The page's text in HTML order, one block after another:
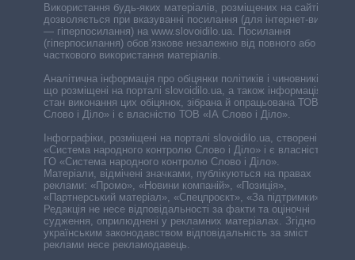
Використання будь-яких матеріалів, розміщених на сайті,
дозволяється при вказуванні посилання (для інтернет-видань
— гіперпосилання) на www.slovoidilo.ua. Посилання
(гіперпосилання) обов’язкове незалежно від повного або
часткового використання матеріалів.
Аналітична інформація про обіцянки політиків і чиновників,
що розміщені на порталі slovoidilo.ua, а також інформація про
стан виконання цих обіцянок, зібрана й опрацьована ТОВ «ІА
Слово і Діло» і є власністю ТОВ «ІА Слово і Діло».
Інфографіки, розміщені на порталі slovoidilo.ua, створені ГО
«Система народного контролю Слово і Діло» і є власністю
ГО «Система народного контролю Слово і Діло».
Матеріали, відмічені значками, публікуються на правах
реклами: «Промо», «Новини компаній», «Позиція»,
«Партнерський матеріал», «Спецпроєкт», «За підтримки».
Редакція не несе відповідальності за факти та оціночні
судження, оприлюднені у рекламних матеріалах. Згідно з
українським законодавством відповідальність за зміст
реклами несе рекламодавець.